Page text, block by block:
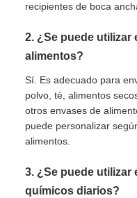
recipientes de boca
2. ¿Se puede utilizar
alimentos?
Sí. Es adecuado para
polvo, té, alimentos
otros envases de
puede personalizar
alimentos.
3. ¿Se puede
químicos diarios?